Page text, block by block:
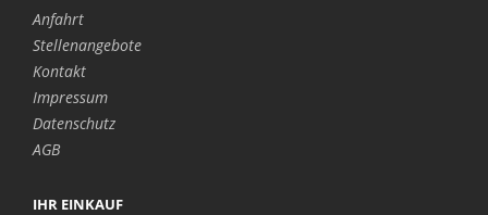
Anfahrt
Stellenangebote
Kontakt
Impressum
Datenschutz
AGB
IHR EINKAUF